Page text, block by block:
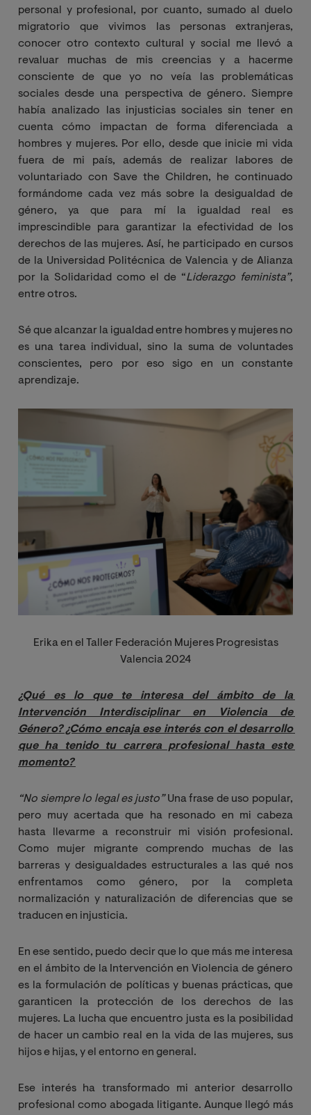
personal y profesional, por cuanto, sumado al duelo
migratorio que vivimos las personas extranjeras,
conocer otro contexto cultural y social me llevó a
revaluar muchas de mis creencias y a hacerme
consciente de que yo no veía las problemáticas
sociales desde una perspectiva de género. Siempre
había analizado las injusticias sociales sin tener en
cuenta cómo impactan de forma diferenciada a
hombres y mujeres. Por ello, desde que inicie mi vida
fuera de mi país, además de realizar labores de
voluntariado con Save the Children, he continuado
formándome cada vez más sobre la desigualdad de
género, ya que para mí la igualdad real es
imprescindible para garantizar la efectividad de los
derechos de las mujeres. Así, he participado en cursos
de la Universidad Politécnica de Valencia y de Alianza
por la Solidaridad como el de “Liderazgo feminista”,
entre otros.
Sé que alcanzar la igualdad entre hombres y mujeres no
es una tarea individual, sino la suma de voluntades
conscientes, pero por eso sigo en un constante
aprendizaje.
Erika en el Taller Federación Mujeres Progresistas
Valencia 2024
¿Qué es lo que te interesa del ámbito de la
Intervención Interdisciplinar en Violencia de
Género? ¿Cómo encaja ese interés con el desarrollo
que ha tenido tu carrera profesional hasta este
momento?
“No siempre lo legal es justo”Una frase de uso popular,
pero muy acertada que ha resonado en mi cabeza
hasta llevarme a reconstruir mi visión profesional.
Como mujer migrante comprendo muchas de las
barreras y desigualdades estructurales a las qué nos
enfrentamos como género, por la completa
normalización y naturalización de diferencias que se
traducen en injusticia.
En ese sentido, puedo decir que lo que más me interesa
en el ámbito de la Intervención en Violencia de género
es la formulación de políticas y buenas prácticas, que
garanticen la protección de los derechos de las
mujeres. La lucha que encuentro justa es la posibilidad
de hacer un cambio real en la vida de las mujeres, sus
hijos e hijas, y el entorno en general.
Ese interés ha transformado mi anterior desarrollo
profesional como abogada litigante. Aunque llegó más